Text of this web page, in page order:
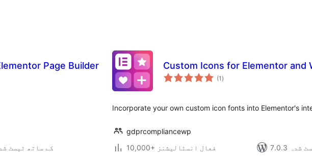
Page Builder
6.9.6 کے ساتھ ٹیسٹ
Custom Icons for Elementor and
(1 مجموعی
درجہ
)
Incorporate your own custom icon fonts into Elementor's
gdprcompliancewp
10,000+ فعال انسٹالیشنز
شدہ